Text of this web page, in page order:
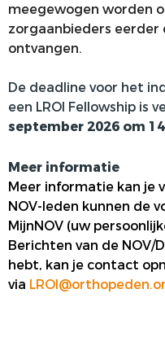
meegewogen worden
zorgaanbieders eerder
ontvangen.
De deadline voor het
een LROI Fellowship is
september 2026 om
Meer informatie
Meer informatie kan je
NOV-leden kunnen de
MijnNOV (uw
Berichten van de NOV/
hebt, kan je contact
via